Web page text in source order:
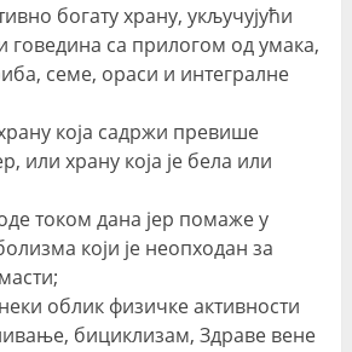
богату храну, укључујући
говедина са прилогом од умака,
семе, ораси и интегралне
која садржи превише
или храну која је бела или
током дана јер помаже у
који је неопходан за
облик физичке активности
бициклизам, Здраве вене